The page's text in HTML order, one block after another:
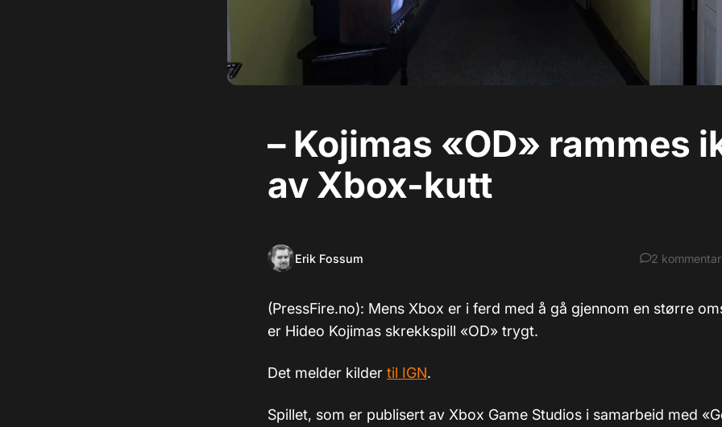
– Kojimas «OD» rammes
av Xbox-kutt
Erik Fossum 2
(PressFire.no): Mens Xbox er i ferd med å gå gjennom en større
er Hideo Kojimas skrekkspill «OD» trygt.
Det melder kilder til IGN.
Spillet, som er publisert av Xbox Game Studios i samarbeid med